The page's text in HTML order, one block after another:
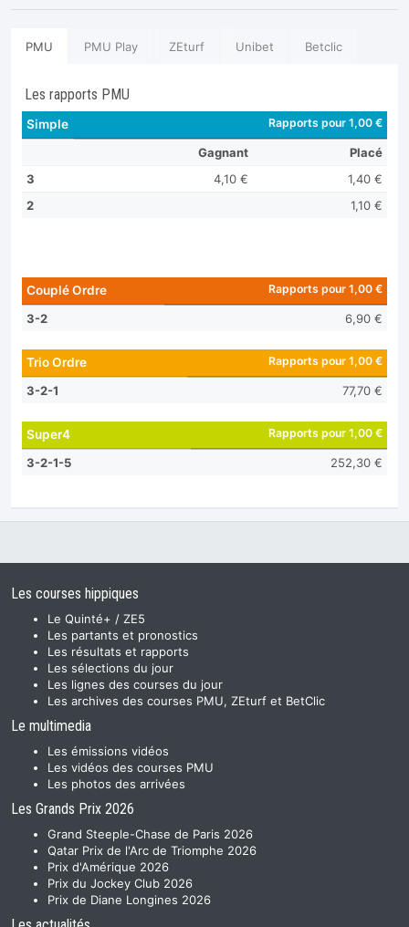
PMU PMU Play ZEturf Unibet Betclic
Les rapports PMU
Simple Rapports pour 1,00 €
Gagnant
Placé
3
4,10 €
1,40 €
2
1,10 €
Couplé Ordre Rapports pour 1,00 €
3-2 6,90 €
Trio Ordre Rapports pour 1,00 €
3-2-1 77,70 €
Super4 Rapports pour 1,00 €
3-2-1-5 252,30 €
Les courses hippiques
Le Quinté+ / ZE5
Les partants et pronostics
Les résultats et rapports
Les sélections du jour
Les lignes des courses du jour
Les archives des courses PMU, ZEturf et BetClic
Le multimedia
Les émissions vidéos
Les vidéos des courses PMU
Les photos des arrivées
Les Grands Prix 2026
Grand Steeple-Chase de Paris 2026
Qatar Prix de l'Arc de Triomphe 2026
Prix d'Amérique 2026
Prix du Jockey Club 2026
Prix de Diane Longines 2026